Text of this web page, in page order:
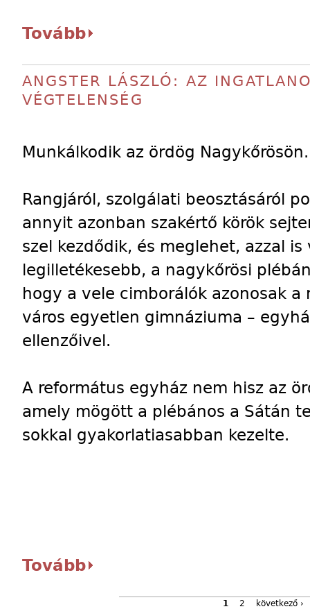
Tovább
ANGSTER LÁSZLÓ: AZ
VÉGTELENSÉG
Munkálkodik az ördög Nagykőrösön.
Rangjáról, szolgálati beosztásáról
annyit azonban szakértő körök
szel kezdődik, és meglehet, azzal
legilletékesebb, a nagykőrösi
hogy a vele cimborálók azonosak a
város egyetlen gimnáziuma –
ellenzőivel.
A református egyház nem hisz az
amely mögött a plébános a Sátán
sokkal gyakorlatiasabban kezelte.
Tovább
1 2 következő ›